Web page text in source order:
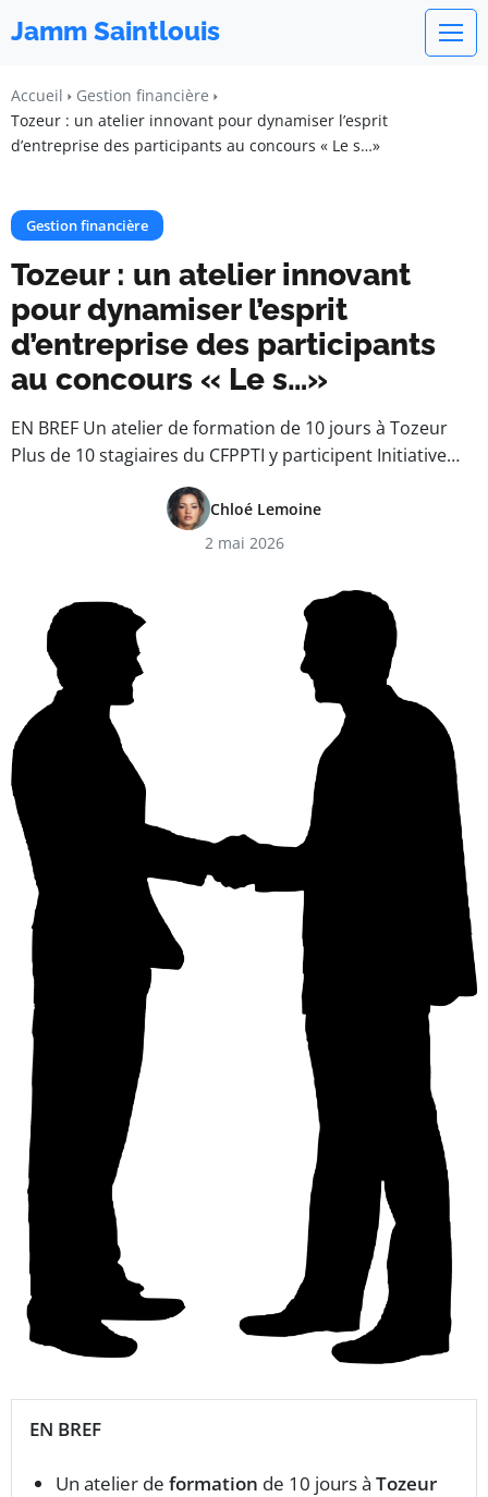
Jamm Saintlouis
Accueil
Gestion financière
Tozeur : un atelier innovant pour dynamiser l’esprit
d’entreprise des participants au concours « Le s…»
Gestion financière
Tozeur : un atelier innovant
pour dynamiser l’esprit
d’entreprise des participants
au concours « Le s…»
EN BREF Un atelier de formation de 10 jours à Tozeur
Plus de 10 stagiaires du CFPPTI y participent Initiative…
Chloé Lemoine
2 mai 2026
EN BREF
Un atelier de formation de 10 jours à Tozeur